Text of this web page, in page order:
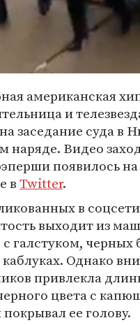
американская
и
заседание суда в
наряде. Видео
появилось
вTwitter.
в
выходит из
галстуком, черных
Однако
привлекла
цвета с
ее голову.